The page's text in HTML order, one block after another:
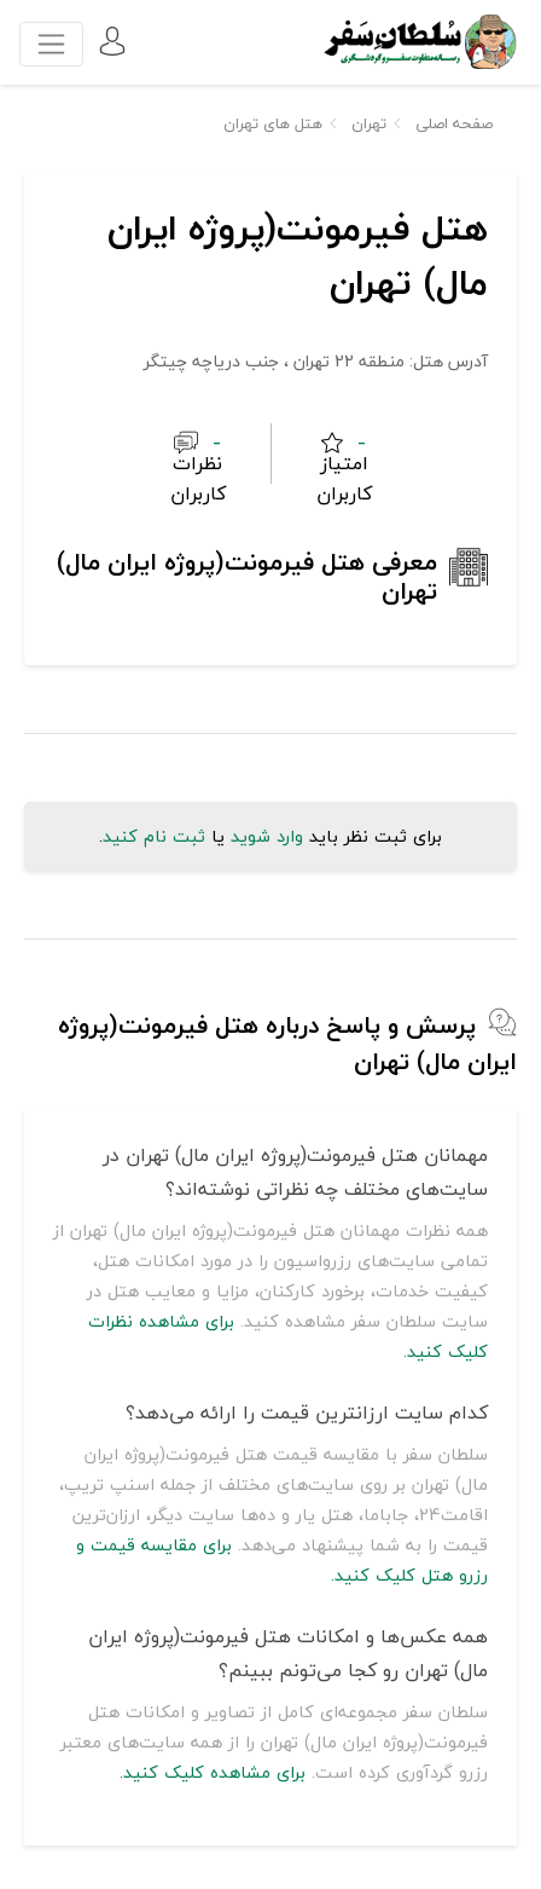
صفحه اصلی تهران هتل های تهران
هتل فیرمونت(پروژه ایران
مال) تهران
آدرس هتل: منطقه 22 تهران ، جنب دریاچه چیتگر
-
امتیاز
کاربران
-
نظرات
کاربران
معرفی هتل فیرمونت(پروژه ایران مال)
تهران
برای ثبت نظر باید وارد شوید یا ثبت نام کنید.
پرسش و پاسخ درباره هتل فیرمونت(پروژه
ایران مال) تهران
مهمانان هتل فیرمونت(پروژه ایران مال) تهران در
سایت‌های مختلف چه نظراتی نوشته‌اند؟
همه نظرات مهمانان هتل فیرمونت(پروژه ایران مال) تهران از
تمامی سایت‌های رزرواسیون را در مورد امکانات هتل،
کیفیت خدمات، برخورد کارکنان، مزایا و معایب هتل در
سایت سلطان سفر مشاهده کنید. برای مشاهده نظرات
کلیک کنید.
کدام سایت ارزانترین قیمت را ارائه می‌دهد؟
سلطان سفر با مقایسه قیمت هتل فیرمونت(پروژه ایران
مال) تهران بر روی سایت‌های مختلف از جمله اسنپ تریپ،
اقامت24، جاباما، هتل یار و ده‌ها سایت دیگر، ارزان‌ترین
قیمت را به شما پیشنهاد می‌دهد. برای مقایسه قیمت و
رزرو هتل کلیک کنید.
همه عکس‌ها و امکانات هتل فیرمونت(پروژه ایران
مال) تهران رو کجا می‌تونم ببینم؟
سلطان سفر مجموعه‌ای کامل از تصاویر و امکانات هتل
فیرمونت(پروژه ایران مال) تهران را از همه سایت‌های معتبر
رزرو گردآوری کرده است. برای مشاهده کلیک کنید.